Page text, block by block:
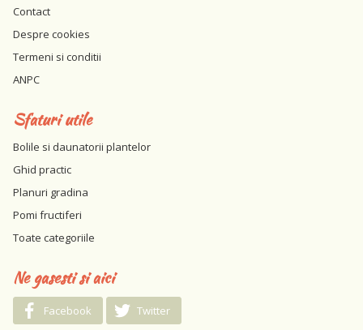
Contact
Despre cookies
Termeni si conditii
ANPC
Sfaturi utile
Bolile si daunatorii plantelor
Ghid practic
Planuri gradina
Pomi fructiferi
Toate categoriile
Ne gasesti si aici
Facebook Twitter